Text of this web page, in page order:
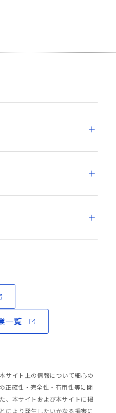
一覧
サイト上の情報について細心の
正確性・完全性・有用性等に関
、本サイトおよび本サイトに掲
により発生したいかなる損害に